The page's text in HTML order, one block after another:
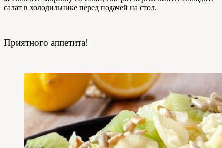
салат в холодильнике перед подачей на стол.
Приятного аппетита!